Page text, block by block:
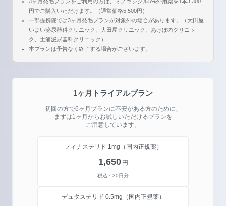
円でご購入いただけます。（通常価格5,500円）
一部提携院では3ヶ月発毛プランが対象外の場合があります。（大田屋
いまい泌尿器科クリニック、大田屋クリニック、あけぼのクリニッ
ク、土浦泌尿器科クリニック）
本プランは予告なく終了する場合がございます。
1ヶ月トライアルプラン
初回の方で6ヶ月プランに不安がある方のために、
まずは1ヶ月からお試しいただけるプランを
ご用意しています。
フィナステリド 1mg （国内正規薬）
1,650 円
税込・30日分
デュタステリド 0.5mg （国内正規薬）